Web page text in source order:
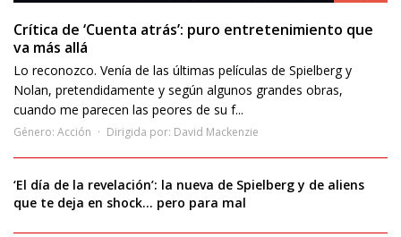
Crítica de ‘Cuenta atrás’: puro entretenimiento que
va más allá
Lo reconozco. Venía de las últimas películas de Spielberg y
Nolan, pretendidamente y según algunos grandes obras,
cuando me parecen las peores de su f...
Género: Acción Dirigida por: David Mackenzie
‘El día de la revelación’: la nueva de Spielberg y de aliens
que te deja en shock… pero para mal